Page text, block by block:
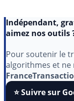
aimez nos outils
Pour soutenir le
algorithmes et ne